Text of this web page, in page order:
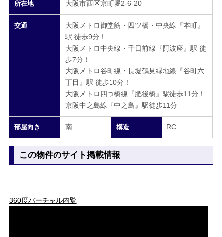
所在地 大阪市西区京町堀2-6-20
交通
大阪メトロ御堂筋・四ツ橋・中央線『本町』
駅 徒歩9分！
大阪メトロ中央線・千日前線『阿波座』駅 徒
歩7分！
大阪メトロ谷町線・長堀鶴見緑地線『谷町六
丁目』駅 徒歩10分！
大阪メトロ四つ橋線『肥後橋』駅徒歩11分！
京阪中之島線『中之島』駅徒歩11分
部屋向き 南 構造 RC
この物件のサイト掲載情報
360度バーチャル内覧